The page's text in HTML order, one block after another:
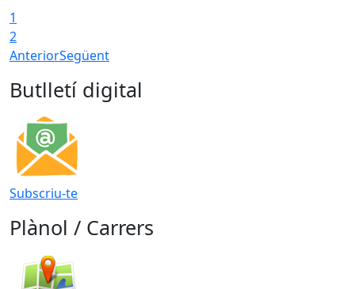
1
2
AnteriorSegüent
Butlletí digital
Subscriu-te
Plànol / Carrers